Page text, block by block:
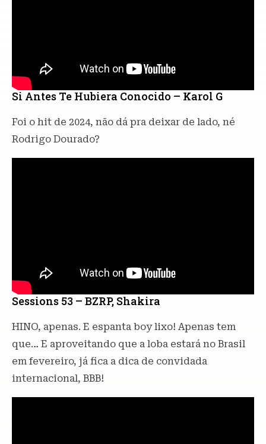
Si Antes Te Hubiera Conocido – Karol G
Foi o hit de 2024, não dá pra deixar de lado, né
Rodrigo Dourado?
Sessions 53 – BZRP, Shakira
HINO, apenas. E espanta boy lixo! Apenas tem
que… E aproveitando que a loba estará no Brasil
em fevereiro, já fica a dica de convidada
internacional, BBB!